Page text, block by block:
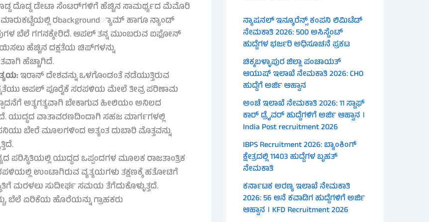
ದೊಡ್ಡ ದೊಡ್ಡ ಡೇಟಾ ಸೆಂಟರ್‌ಗಳಿಗೆ ಹೆಚ್ಚಿನ ಸಾಮರ್ಥ್ಯದ ಮೆಮೊರಿ
ರbackground್ಯಾಮ್ ಹಾಗೂ ನ್ಯಾಂಡ್
ಬೆಲೆ ಗಗನಕ್ಕೇರಿದೆ. ಆಪಲ್ ತನ್ನ ಮುಂಬರುವ ಐಫೋನ್
ಹೆಚ್ಚಿನ ದಕ್ಷತೆಯ ಚಿಪ್‌ಗಳನ್ನು
ಹೆಚ್ಚಾಗಿದೆ.
ಇರಾನ್ ದೇಶವನ್ನು ಒಳಗೊಂಡಂತೆ ನಡೆಯುತ್ತಿರುವ
ಆಪಲ್ ಪೂರೈಕೆ ಸರಪಳಿಯ ಮೇಲೆ ತೀವ್ರ ಪರಿಣಾಮ
ಅತ್ಯಗತ್ಯವಾಗಿ ಬೇಕಾಗುವ ಹೀಲಿಯಂ ಅನಿಲದ
ಯುದ್ಧದ ವಾತಾವರಣದಿಂದಾಗಿ ಸಹಜ ಮಾರ್ಗಗಳಲ್ಲಿ
ಬೇರೆ ಮೂಲಗಳಿಂದ ಅತ್ಯಂತ ದುಬಾರಿ ಮೊತ್ತವನ್ನು
ಪರಿಸ್ಥಿತಿಯಲ್ಲಿ ಯುದ್ಧದ ಒಪ್ಪಂದಗಳ ಮೂಲಕ ರಾಜತಾಂತ್ರಿಕ
ಉಂಟಾಗಿರುವ ವ್ಯತ್ಯಯಗಳು ತಕ್ಷಣಕ್ಕೆ ಹತೋಟಿಗೆ
ಮರಳಲು ಸುದೀರ್ಘ ಸಮಯ ತೆಗೆದುಕೊಳ್ಳುತ್ತದೆ.
ಬೆಲೆ ಏರಿಕೆಯ ಹೊರೆಯನ್ನು ಗ್ರಾಹಕರು
ನ್ಯಾಷನಲ್ ಇನ್ಶೂರೆನ್ಸ್ ಕಂಪನಿ ಲಿಮಿಟೆಡ್
ನೇಮಕಾತಿ 2026: 500 ಅಸಿಸ್ಟೆಂಟ್
ಹುದ್ದೆಗಳ ಭರ್ಜರಿ ಅಧಿಸೂಚನೆ ಪ್ರಕಟ
ಚಿಕ್ಕಬಳ್ಳಾಪುರ ಜಿಲ್ಲಾ ಪಂಚಾಯತ್
ಆಯುಷ್ ಇಲಾಖೆ ನೇಮಕಾತಿ 2026: CHO
ಹುದ್ದೆಗೆ ಅರ್ಜಿ ಆಹ್ವಾನ
ಅಂಚೆ ಇಲಾಖೆ ನೇಮಕಾತಿ 2026: 11 ಸ್ಟಾಫ್
ಕಾರ್ ಡ್ರೈವರ್ ಹುದ್ದೆಗಳಿಗೆ ಅರ್ಜಿ ಆಹ್ವಾನ ।
India Post recruitment 2026
IBPS Recruitment 2026: ಬ್ಯಾಂಕಿಂಗ್
ಕ್ಷೇತ್ರದಲ್ಲಿ 11403 ಹುದ್ದೆಗಳ ಬೃಹತ್
ನೇಮಕಾತಿ
ಕರ್ನಾಟಕ ಅರಣ್ಯ ಇಲಾಖೆ ನೇಮಕಾತಿ
2026: 56 ಆನೆ ಕವಾಡಿಗ ಹುದ್ದೆಗಳಿಗೆ ಅರ್ಜಿ
ಆಹ್ವಾನ । KFD Recruitment 2026